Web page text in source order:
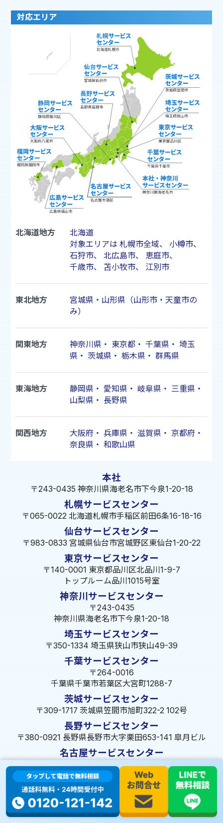
対応エリア
北海道地方
北海道
対象エリアは 札幌市全域、 小樽市、
石狩市、 北広島市、 恵庭市、
千歳市、 苫小牧市、 江別市
東北地方
宮城県・山形県（山形市・天童市の
み）
関東地方 神奈川県 ・ 東京都・ 千葉県 ・ 埼玉
県 ・ 茨城県 ・ 栃木県 ・ 群馬県
東海地方 静岡県 ・ 愛知県 ・ 岐阜県 ・ 三重県 ・
山梨県 ・ 長野県
関西地方 大阪府 ・ 兵庫県 ・ 滋賀県 ・ 京都府 ・
奈良県 ・ 和歌山県
本社
〒243-0435 神奈川県海老名市下今泉1-20-18
札幌サービスセンター
〒065-0022 北海道札幌市手稲区前田6条16-18-16
仙台サービスセンター
〒983-0833 宮城県仙台市宮城野区東仙台1-20-22
東京サービスセンター
〒140-0001 東京都品川区北品川1-9-7
トップルーム品川1015号室
神奈川サービスセンター
〒243-0435
神奈川県海老名市下今泉1-20-18
埼玉サービスセンター
〒350-1334 埼玉県狭山市狭山49-39
千葉サービスセンター
〒264-0016
千葉県千葉市若葉区大宮町1288-7
茨城サービスセンター
〒309-1717 茨城県笠間市旭町322-2 102号
長野サービスセンター
〒380-0921 長野県長野市大字栗田653-141 皐月ビル
名古屋サービスセンター
〒455-0014 名古屋市港区港楽3-13-22
静岡サービスセンター
〒422-8034 静岡県駿河区高松2-5-10
大阪サービスセンター
〒547-0001 大阪府大阪市平野区加美北5-13-8